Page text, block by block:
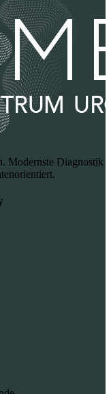
Modernste Diagnostik